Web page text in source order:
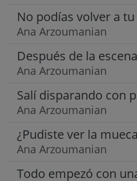
No podías volver a
Ana Arzoumanian
Después de la escena
Ana Arzoumanian
Salí disparando con
Ana Arzoumanian
¿Pudiste ver la
Ana Arzoumanian
Todo empezó con